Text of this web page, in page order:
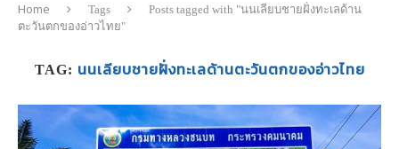
Home Tags
Posts tagged with "นนเลียบชายฝั่งทะเลด้าน
ตะวันตกของอ่าวไทย"
TAG: นนเลียบชายฝั่งทะเลด้านตะวันตกของอ่าวไทย